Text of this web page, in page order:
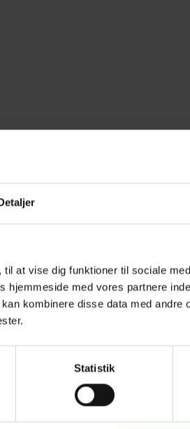
at vise dig funktioner til sociale
med vores partnere
kombinere disse data med andre
Statistik
nemt
tilbehør
pebersæt